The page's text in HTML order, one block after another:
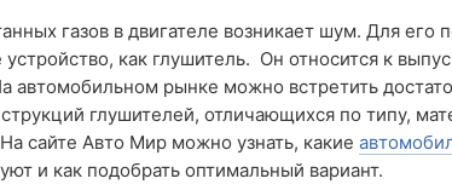
газов в двигателе возникает шум. Для его
устройство, как глушитель. Он относится к
автомобильном рынке можно встретить
глушителей, отличающихся по типу,
сайте Авто Мир можно узнать, какие
и как подобрать оптимальный вариант.